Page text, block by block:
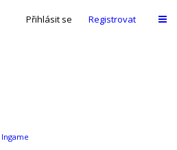
Přihlásit se Registrovat
Ingame